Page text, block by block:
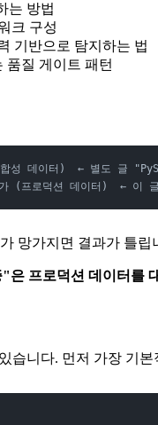
는 방법
크 구성
기반으로 탐지하는 법
품질 게이트 패턴
데이터)  ← 별도 글
(프로덕션 데이터)  ← 이 글
망가지면 결과가 틀립
프로덕션 데이터를
습니다. 먼저 가장 기